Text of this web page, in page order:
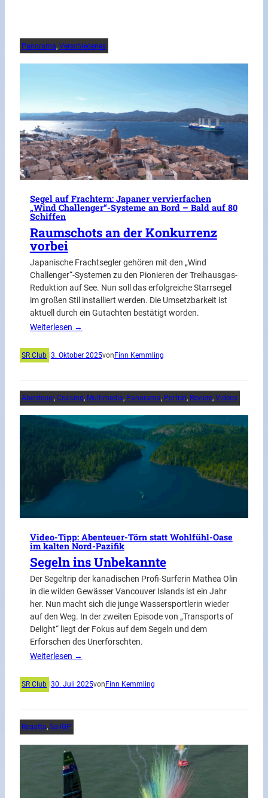
Panorama, Verschiedenes
Segel auf Frachtern: Japaner vervierfachen
„Wind Challenger“-Systeme an Bord – Bald auf 80
Schiffen
Raumschots an der Konkurrenz
vorbei
Japanische Frachtsegler gehören mit den „Wind
Challenger“-Systemen zu den Pionieren der Treihausgas-
Reduktion auf See. Nun soll das erfolgreiche Starrsegel
im großen Stil installiert werden. Die Umsetzbarkeit ist
aktuell durch ein Gutachten bestätigt worden.
Weiterlesen →
SR Club 3. Oktober 2025von Finn Kemmling
Abenteuer, Cruising, Multimedia, Panorama, Porträt, Reviere, Videos
Video-Tipp: Abenteuer-Törn statt Wohlfühl-Oase
im kalten Nord-Pazifik
Segeln ins Unbekannte
Der Segeltrip der kanadischen Profi-Surferin Mathea Olin
in die wilden Gewässer Vancouver Islands ist ein Jahr
her. Nun macht sich die junge Wassersportlerin wieder
auf den Weg. In der zweiten Episode von „Transports of
Delight“ liegt der Fokus auf dem Segeln und dem
Erforschen des Unerforschten.
Weiterlesen →
SR Club 30. Juli 2025von Finn Kemmling
Regatta, SailGP